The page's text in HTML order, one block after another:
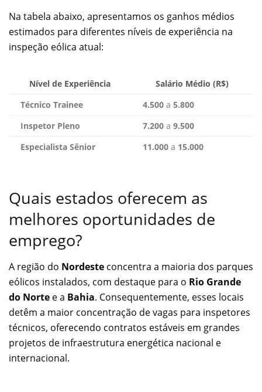
Na tabela abaixo, apresentamos os ganhos médios
estimados para diferentes níveis de experiência na
inspeção eólica atual:
Nível de Experiência
Salário Médio (R$)
Técnico Trainee
4.500 a 5.800
Inspetor Pleno
7.200 a 9.500
Especialista Sênior
11.000 a 15.000
Quais estados oferecem as
melhores oportunidades de
emprego?
A região do Nordeste concentra a maioria dos parques
eólicos instalados, com destaque para o Rio Grande
do Norte e a Bahia. Consequentemente, esses locais
detêm a maior concentração de vagas para inspetores
técnicos, oferecendo contratos estáveis em grandes
projetos de infraestrutura energética nacional e
internacional.